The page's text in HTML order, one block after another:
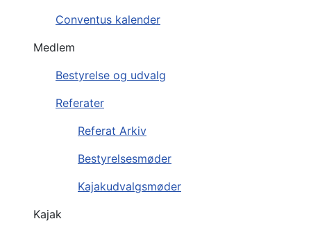
Conventus kalender
Medlem
Bestyrelse og udvalg
Referater
Referat Arkiv
Bestyrelsesmøder
Kajakudvalgsmøder
Kajak